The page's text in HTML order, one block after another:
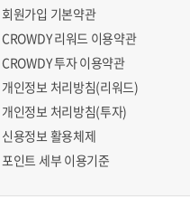
회원가입 기본약관
CROWDY 리워드 이용약관
CROWDY 투자 이용약관
개인정보 처리방침(리워드)
개인정보 처리방침(투자)
신용정보 활용체제
포인트 세부 이용기준